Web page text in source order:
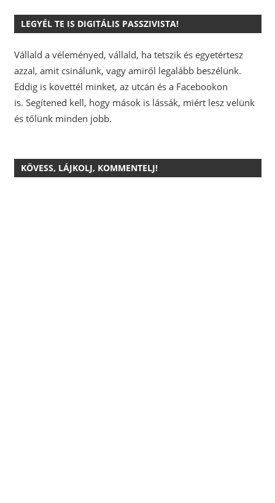
LEGYÉL TE IS DIGITÁLIS PASSZIVISTA!
Vállald a véleményed, vállald, ha tetszik és egyetértesz
azzal, amit csinálunk, vagy amiről legalább beszélünk.
Eddig is követtél minket, az utcán és a Facebookon
is. Segítened kell, hogy mások is lássák, miért lesz velünk
és tőlünk minden jobb.
KÖVESS, LÁJKOLJ, KOMMENTELJ!